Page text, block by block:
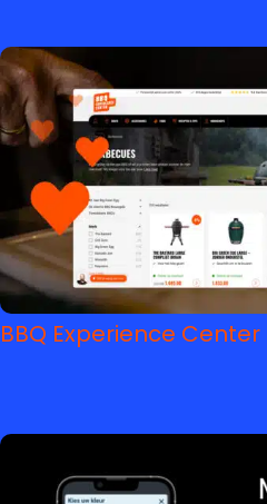
BBQ Experience Center